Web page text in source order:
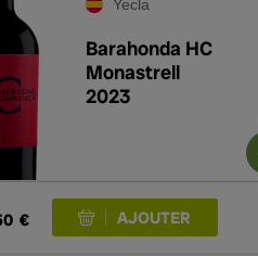
Yecla
Barahonda HC
Monastrell
2023
€